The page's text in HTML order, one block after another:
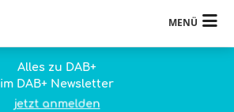
MENÜ
Alles zu DAB+
im DAB+ Newsletter
jetzt anmelden